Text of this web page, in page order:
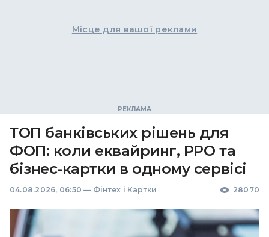
Місце для вашої реклами
ТОП банківських рішень для
ФОП: коли еквайринг, РРО та
бізнес-картки в одному сервісі
04.08.2026, 06:50 — Фінтех і Картки 28070